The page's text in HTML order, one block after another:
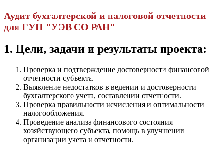
Аудит бухгалтерской и налоговой отчетности
для ГУП "УЭВ СО РАН"
1. Цели, задачи и результаты проекта:
Проверка и подтверждение достоверности финансовой
отчетности субъекта.
Выявление недостатков в ведении и достоверности
бухгалтерского учета, составлении отчетности.
Проверка правильности исчисления и оптимальности
налогообложения.
Проведение анализа финансового состояния
хозяйствующего субъекта, помощь в улучшении
организации учета и отчетности.